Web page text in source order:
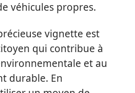
véhicules propres.
vignette est
qui contribue à
et au
durable. En